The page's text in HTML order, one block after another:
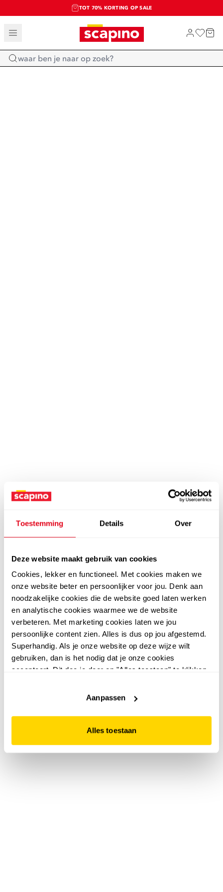
Toestemming Details Over
Deze website maakt gebruik van cookies
Cookies, lekker en functioneel. Met cookies maken we
onze website beter en persoonlijker voor jou. Denk aan
noodzakelijke cookies die de website goed laten werken
en analytische cookies waarmee we de website
verbeteren. Met marketing cookies laten we jou
persoonlijke content zien. Alles is dus op jou afgestemd.
Superhandig. Als je onze website op deze wijze wilt
gebruiken, dan is het nodig dat je onze cookies
accepteert. Dit doe je door op "Alles toestaan" te klikken.
website niet optimaal functioneert.
Aanpassen
Alles toestaan
TOT 70% KORTING OP SALE
SALE: LAATSTE KANS!
SHOP NIEUW
Home